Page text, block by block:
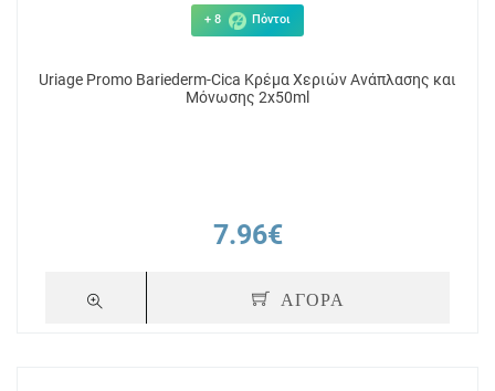
+ 8 Πόντοι
Uriage Promo Bariederm-Cica Κρέμα Χεριών Ανάπλασης και
Μόνωσης 2x50ml
7.96€
ΑΓΟΡΑ